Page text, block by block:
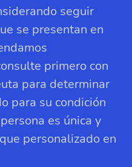
seguir
se presentan en
primero con
para determinar
para su condición
es única y
personalizado en